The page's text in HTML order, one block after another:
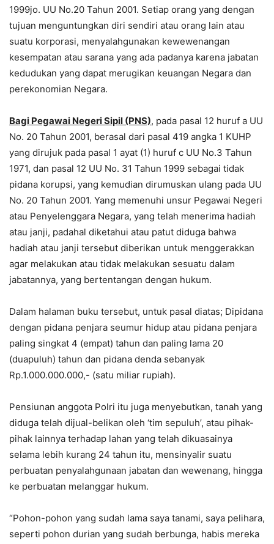
1999jo. UU No.20 Tahun 2001. Setiap orang yang dengan
tujuan menguntungkan diri sendiri atau orang lain atau
suatu korporasi, menyalahgunakan kewewenangan
kesempatan atau sarana yang ada padanya karena jabatan
kedudukan yang dapat merugikan keuangan Negara dan
perekonomian Negara.
Bagi Pegawai Negeri Sipil (PNS), pada pasal 12 huruf a UU
No. 20 Tahun 2001, berasal dari pasal 419 angka 1 KUHP
yang dirujuk pada pasal 1 ayat (1) huruf c UU No.3 Tahun
1971, dan pasal 12 UU No. 31 Tahun 1999 sebagai tidak
pidana korupsi, yang kemudian dirumuskan ulang pada UU
No. 20 Tahun 2001. Yang memenuhi unsur Pegawai Negeri
atau Penyelenggara Negara, yang telah menerima hadiah
atau janji, padahal diketahui atau patut diduga bahwa
hadiah atau janji tersebut diberikan untuk menggerakkan
agar melakukan atau tidak melakukan sesuatu dalam
jabatannya, yang bertentangan dengan hukum.
Dalam halaman buku tersebut, untuk pasal diatas; Dipidana
dengan pidana penjara seumur hidup atau pidana penjara
paling singkat 4 (empat) tahun dan paling lama 20
(duapuluh) tahun dan pidana denda sebanyak
Rp.1.000.000.000,- (satu miliar rupiah).
Pensiunan anggota Polri itu juga menyebutkan, tanah yang
diduga telah dijual-belikan oleh ‘tim sepuluh’, atau pihak-
pihak lainnya terhadap lahan yang telah dikuasainya
selama lebih kurang 24 tahun itu, mensinyalir suatu
perbuatan penyalahgunaan jabatan dan wewenang, hingga
ke perbuatan melanggar hukum.
“Pohon-pohon yang sudah lama saya tanami, saya pelihara,
seperti pohon durian yang sudah berbunga, habis mereka